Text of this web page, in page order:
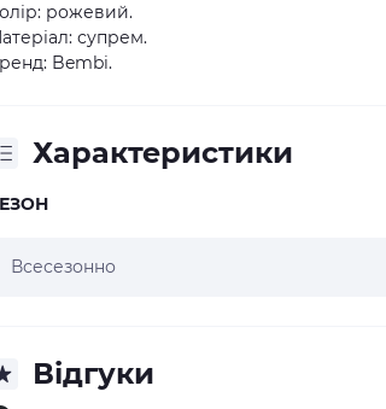
рожевий.
супрем.
Bembi.
Характеристики
Всесезонно
Відгуки